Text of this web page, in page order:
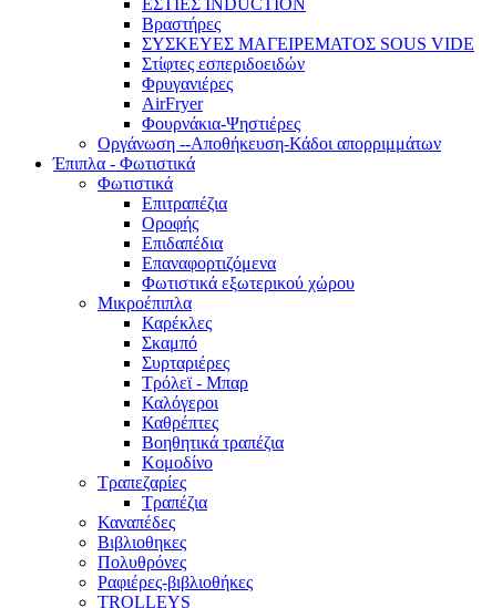
ΕΣΤΙΕΣ INDUCTION
Βραστήρες
ΣΥΣΚΕΥΕΣ ΜΑΓΕΙΡΕΜΑΤΟΣ SOUS VIDE
Στίφτες εσπεριδοειδών
Φρυγανιέρες
AirFryer
Φουρνάκια-Ψηστιέρες
Οργάνωση --Αποθήκευση-Κάδοι απορριμμάτων
Έπιπλα - Φωτιστικά
Φωτιστικά
Επιτραπέζια
Οροφής
Επιδαπέδια
Επαναφορτιζόμενα
Φωτιστικά εξωτερικού χώρου
Μικροέπιπλα
Καρέκλες
Σκαμπό
Συρταριέρες
Τρόλεϊ - Μπαρ
Καλόγεροι
Καθρέπτες
Βοηθητικά τραπέζια
Κομοδίνο
Τραπεζαρίες
Τραπέζια
Καναπέδες
Βιβλιοθηκες
Πολυθρόνες
Ραφιέρες-βιβλιοθήκες
TROLLEYS